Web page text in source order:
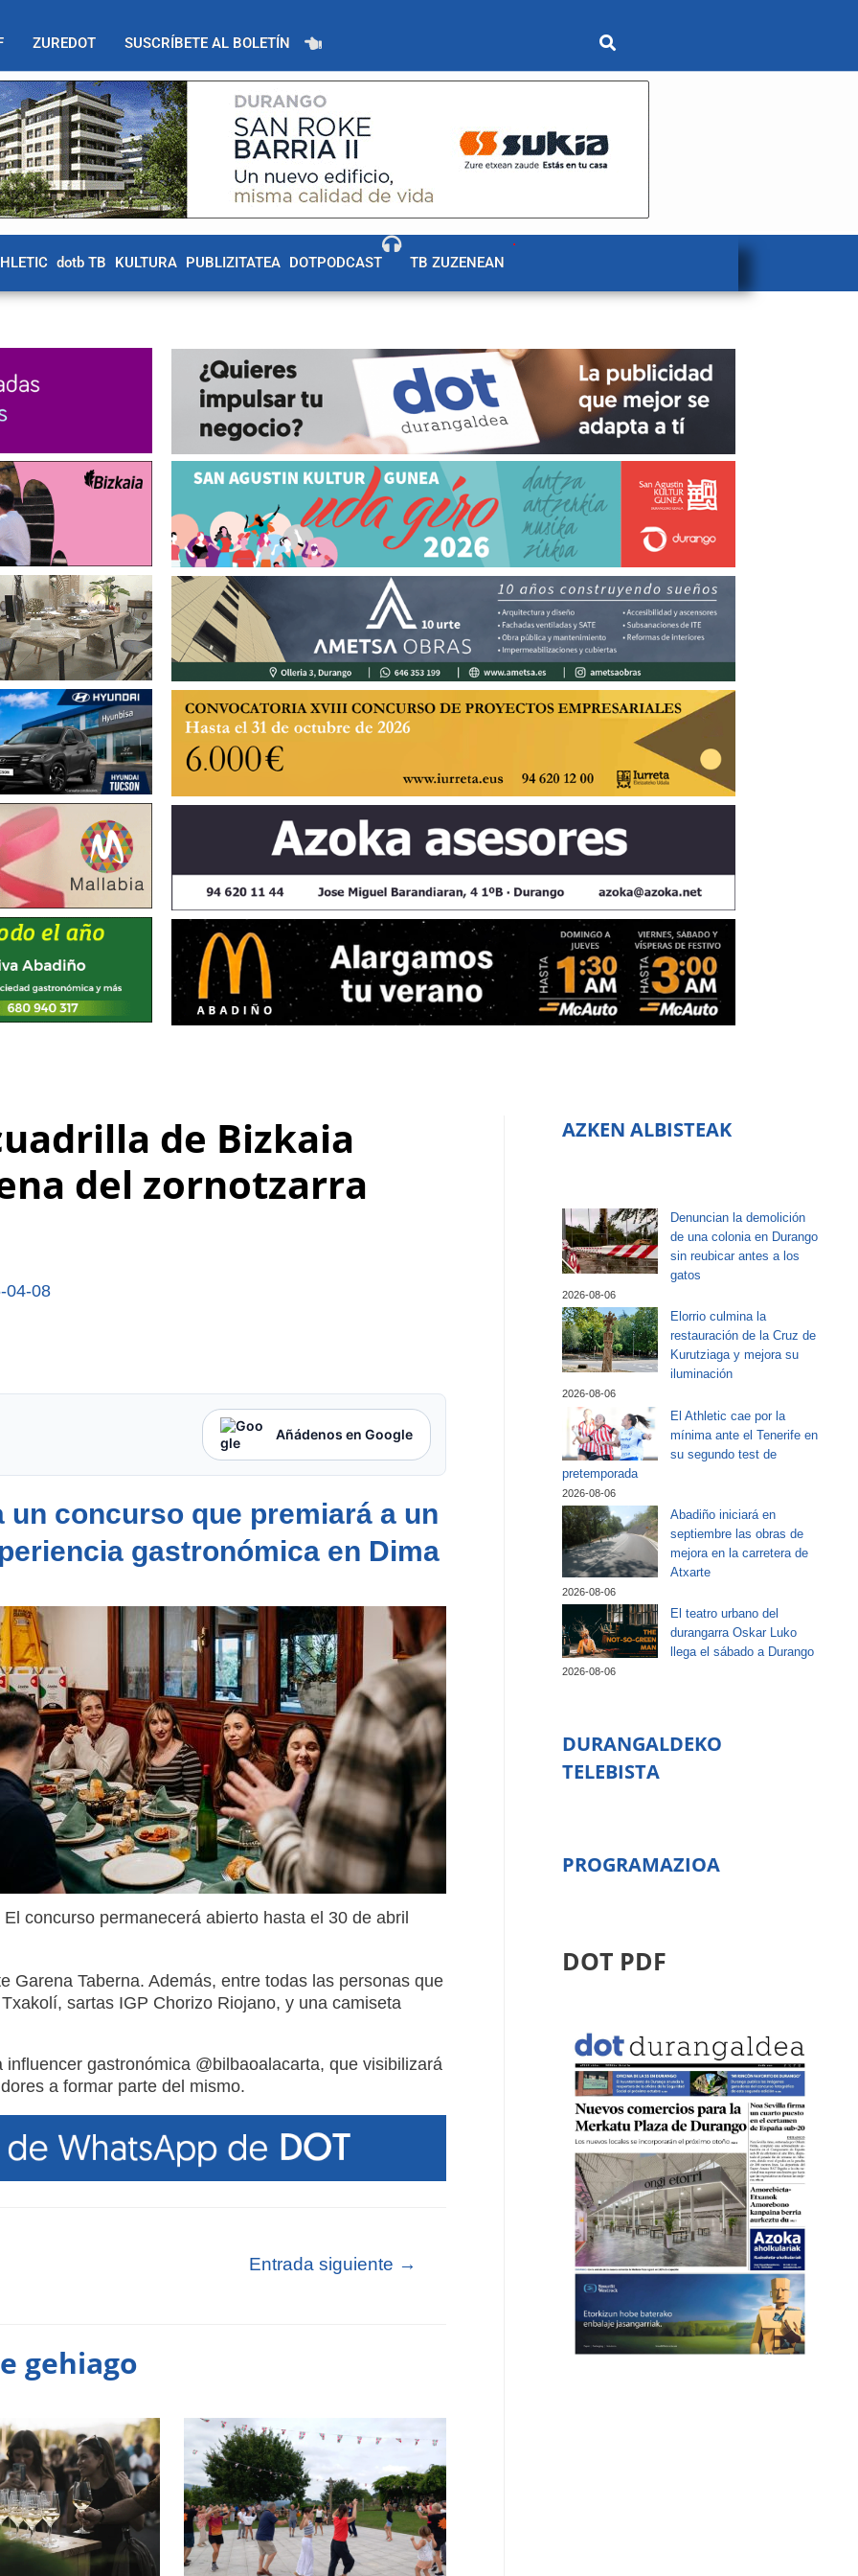
ZUREDOT SUSCRÍBETE AL BOLETÍN
dotb TB KULTURA PUBLIZITATEA DOTPODCAST TB ZUZENEAN
de Bizkaia
del zornotzarra
04-08
Añádenos en Google
un concurso que premiará a un
gastronómica en Dima
El concurso permanecerá abierto hasta el 30 de abril
Garena Taberna. Además, entre todas las personas que
sartas IGP Chorizo Riojano, y una camiseta
gastronómica @bilbaoalacarta, que visibilizará
a formar parte del mismo.
Entrada siguiente →
gehiago
AZKEN ALBISTEAK
Denuncian la demolición
de una colonia en Durango
sin reubicar antes a los
gatos
2026-08-06
Elorrio culmina la
restauración de la Cruz de
Kurutziaga y mejora su
iluminación
2026-08-06
El Athletic cae por la
mínima ante el Tenerife en
su segundo test de
pretemporada
2026-08-06
Abadiño iniciará en
septiembre las obras de
mejora en la carretera de
Atxarte
2026-08-06
El teatro urbano del
durangarra Oskar Luko
llega el sábado a Durango
2026-08-06
DURANGALDEKO
TELEBISTA
PROGRAMAZIOA
DOT PDF